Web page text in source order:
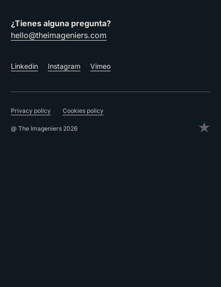
¿Tienes alguna pregunta?
hello@theimageniers.com
Linkedin Instagram Vimeo
Privacy policy Cookies policy
@ The Imageniers 2026